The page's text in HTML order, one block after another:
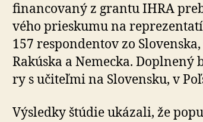
financovaný z grantu IHRA
vé­ho prieskumu na
157 respondentov zo
Rakúska a Nemecka.
ry s učiteľmi na Slovensku, v
Výsledky štúdie ukázali, že